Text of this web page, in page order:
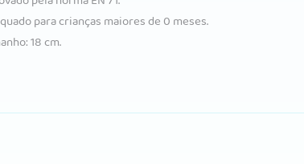
para crianças maiores de 0 meses.
18 cm.